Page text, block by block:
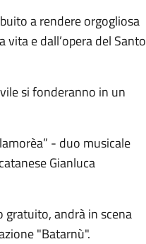
a rendere orgogliosa
e dall’opera del Santo
si fonderanno in un
- duo musicale
Gianluca
gratuito, andrà in scena
"Batarnù".